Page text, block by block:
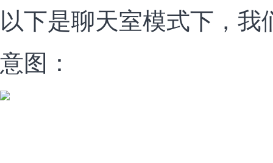
以下是聊天室模式下，
意图：